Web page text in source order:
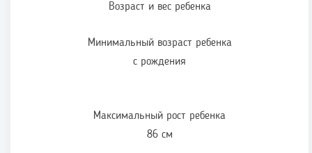
Возраст и вес ребенка
Минимальный возраст ребенка
с рождения
Максимальный рост ребенка
86 см